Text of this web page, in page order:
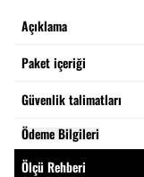
Açıklama
Paket içeriği
Güvenlik talimatları
Ödeme Bilgileri
Ölçü Rehberi